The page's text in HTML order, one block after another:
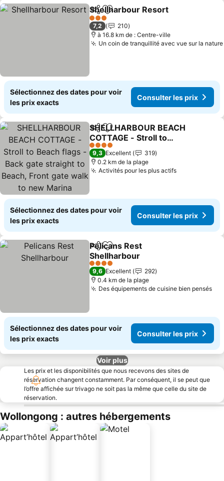
PartagerAjouter à mes favoris
Shellharbour Resort
3 Étoiles
7,2
210
à 16.8 km de : Centre-ville
Un coin de tranquillité avec vue sur la nature
Sélectionnez des dates pour voir
les prix exacts
Consulter les prix
PartagerAjouter à mes favoris
SHELLHARBOUR BEACH
COTTAGE - Stroll to
Beach flags - Back gate
straight to Beach, Front
gate walk to new Marina
4 Étoiles
9,3 Excellent
319
0.2 km de la plage
Activités pour les plus actifs
Sélectionnez des dates pour voir
les prix exacts
Consulter les prix
PartagerAjouter à mes favoris
Pelicans Rest
Shellharbour
4 Étoiles
9,6 Excellent
292
0.4 km de la plage
Des équipements de cuisine bien pensés
Sélectionnez des dates pour voir
les prix exacts
Consulter les prix
Voir plus
Les prix et les disponibilités que nous recevons des sites de
réservation changent constamment. Par conséquent, il se peut que
l’offre affichée sur trivago ne soit pas la même que celle du site de
réservation.
Wollongong : autres hébergements